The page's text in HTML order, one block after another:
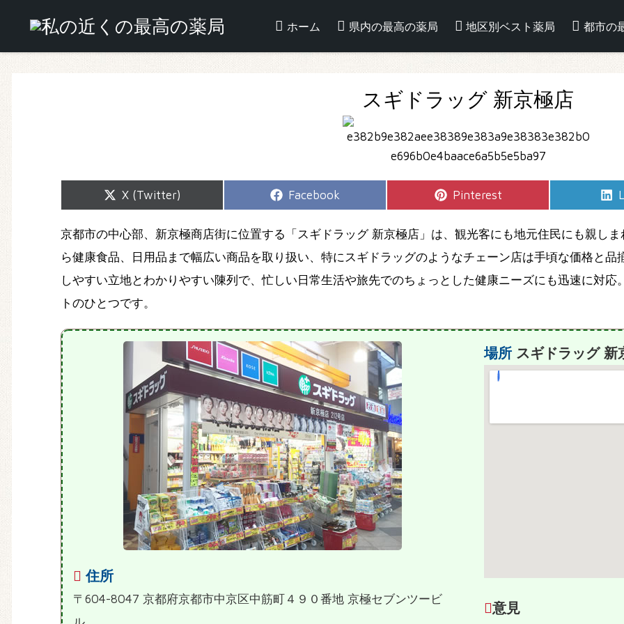
ホーム 県内の最高の薬局 地区別ベスト薬局 都市の
スギドラッグ 新京極店
Share
X (Twitter)
Share
Facebook
Share
Pinterest
京都市の中心部、新京極商店街に位置する「スギドラッグ 新京極店」は、観光客にも地元住民にも親し
ら健康食品、日用品まで幅広い商品を取り扱い、特にスギドラッグのようなチェーン店は手頃な価格と
しやすい立地とわかりやすい陳列で、忙しい日常生活や旅先でのちょっとした健康ニーズにも迅速に対
トのひとつです。
住所
〒604-8047 京都府京都市中京区中筋町４９０番地 京極セブンツービ
場所スギドラッグ 新
意見